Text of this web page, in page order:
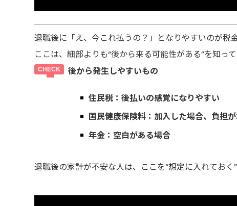
退職後に「え、今これ払うの？」となりやすいのが税金
ここは、細部よりも“後から来る可能性がある”を知っ
後から発生しやすいもの
住民税 ：後払いの感覚になりやすい
国民健康保険料 ：加入した場合、負担
年金 ：空白がある場合
退職後の家計が不安な人は、ここを“想定に入れておく